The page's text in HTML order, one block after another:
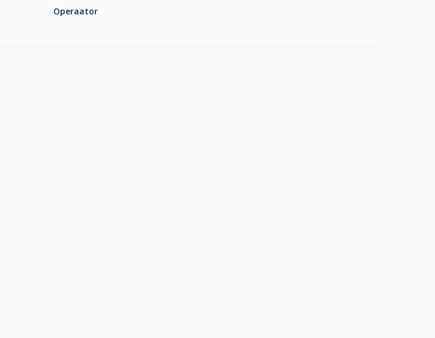
Operaator